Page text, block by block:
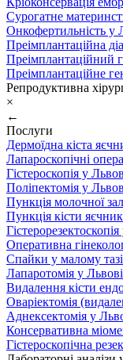
Сурогатне
Онкофертильність у
Преімплантаційна
Преімплантаційний
Преімплантаційне
Репродуктивна
×
←
Послуги
Дермоїдна кіста
Лапароскопічні
Гістероскопія у
Поліпектомія у
Пункція молочної
Пункція кісти
Оперативна
Спайки у малому
Лапаротомія у Львові
Видалення кісти
Оваріектомія
Аднексектомія у
Консервативна
Гістероскопічна